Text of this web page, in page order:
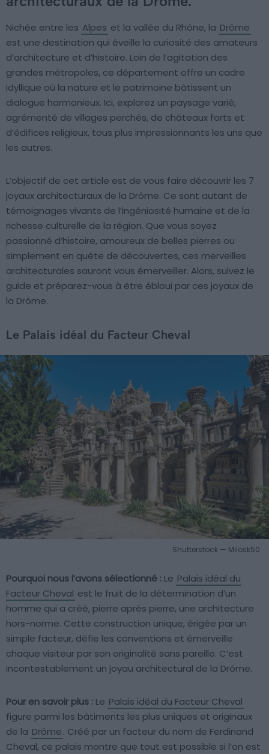
Nichée entre les Alpes et la vallée du Rhône, la Drôme
est une destination qui éveille la curiosité des amateurs
d’architecture et d’histoire. Loin de l’agitation des
grandes métropoles, ce département offre un cadre
idyllique où la nature et le patrimoine bâtissent un
dialogue harmonieux. Ici, explorez un paysage varié,
agrémenté de villages perchés, de châteaux forts et
d’édifices religieux, tous plus impressionnants les uns que
les autres.
L’objectif de cet article est de vous faire découvrir les 7
joyaux architecturaux de la Drôme. Ce sont autant de
témoignages vivants de l’ingéniosité humaine et de la
richesse culturelle de la région. Que vous soyez
passionné d’histoire, amoureux de belles pierres ou
simplement en quête de découvertes, ces merveilles
architecturales sauront vous émerveiller. Alors, suivez le
guide et préparez-vous à être ébloui par ces joyaux de
la Drôme.
Le Palais idéal du Facteur Cheval
Shutterstock — Milosk50
Pourquoi nous l’avons sélectionné : Le Palais idéal du
Facteur Cheval est le fruit de la détermination d’un
homme qui a créé, pierre après pierre, une architecture
hors-norme. Cette construction unique, érigée par un
simple facteur, défie les conventions et émerveille
chaque visiteur par son originalité sans pareille. C’est
incontestablement un joyau architectural de la Drôme.
Pour en savoir plus : Le Palais idéal du Facteur Cheval
figure parmi les bâtiments les plus uniques et originaux
de la Drôme. Créé par un facteur du nom de Ferdinand
Cheval, ce palais montre que tout est possible si l’on est